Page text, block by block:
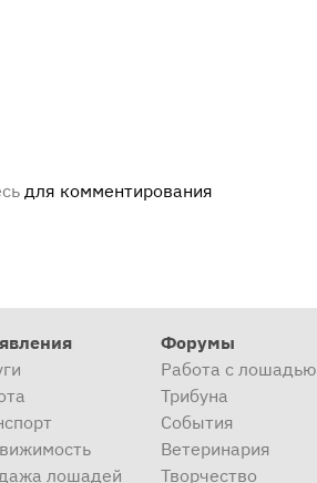
для комментирования
лошадей
Форумы
Работа с лошадью
Трибуна
События
Ветеринария
Творчество